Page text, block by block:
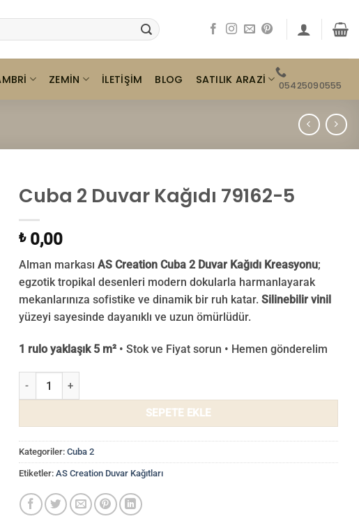
ZEMIN İLETIŞIM BLOG SATILIK ARAZI 05425090555
Cuba 2 Duvar Kağıdı 79162-5
₺0,00
Alman markası AS Creation Cuba 2 Duvar Kağıdı Kreasyonu;
egzotik tropikal desenleri modern dokularla harmanlayarak
mekanlarınıza sofistike ve dinamik bir ruh katar. Silinebilir vinil
yüzeyi sayesinde dayanıklı ve uzun ömürlüdür.
1 rulo yaklaşık 5 m²• Stok ve Fiyat sorun • Hemen gönderelim
Cuba 2 Duvar Kağıdı 79162-5 adet
SEPETE EKLE
Kategoriler: Cuba 2
Etiketler: AS Creation Duvar Kağıtları